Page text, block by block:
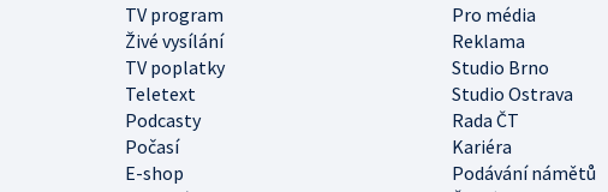
TV program
Pro média
Živé vysílání
Reklama
TV poplatky
Studio Brno
Teletext
Studio Ostrava
Podcasty
Rada ČT
Počasí
Kariéra
E-shop
Podávání námětů